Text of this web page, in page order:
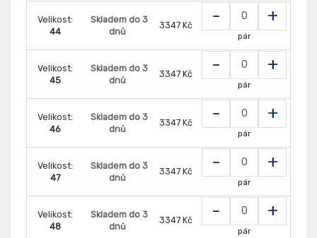
Velikost:
44
Skladem do 3
dnů
3347 Kč - +
pár
Velikost:
45
Skladem do 3
dnů
3347 Kč - +
pár
Velikost:
46
Skladem do 3
dnů
3347 Kč - +
pár
Velikost:
47
Skladem do 3
dnů
3347 Kč - +
pár
Velikost:
48
Skladem do 3
dnů
3347 Kč - +
pár